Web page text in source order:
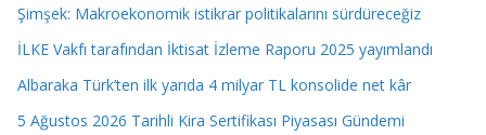
Şimşek: Makroekonomik istikrar politikalarını sürdüreceğiz
İLKE Vakfı tarafından İktisat İzleme Raporu 2025 yayımlandı
Albaraka Türk’ten ilk yarıda 4 milyar TL konsolide net kâr
5 Ağustos 2026 Tarihli Kira Sertifikası Piyasası Gündemi